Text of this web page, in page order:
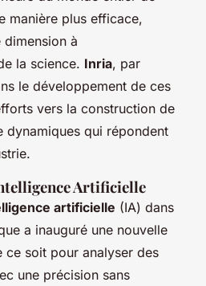
manière plus efficace,
dimension à
la science. Inria, par
le développement de ces
vers la construction de
dynamiques qui répondent
Artificielle
artificielle (IA) dans
a inauguré une nouvelle
ce soit pour analyser des
une précision sans